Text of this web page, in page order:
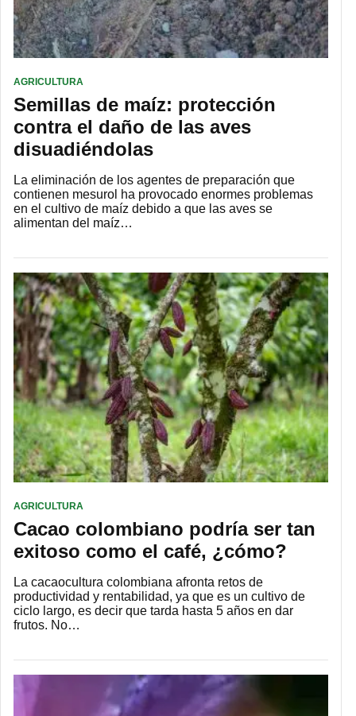
AGRICULTURA
Semillas de maíz: protección
contra el daño de las aves
disuadiéndolas
La eliminación de los agentes de preparación que
contienen mesurol ha provocado enormes problemas
en el cultivo de maíz debido a que las aves se
alimentan del maíz…
AGRICULTURA
Cacao colombiano podría ser tan
exitoso como el café, ¿cómo?
La cacaocultura colombiana afronta retos de
productividad y rentabilidad, ya que es un cultivo de
ciclo largo, es decir que tarda hasta 5 años en dar
frutos. No…